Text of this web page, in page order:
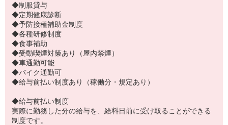
◆制服貸与
◆定期健康診断
◆予防接種補助金制度
◆各種研修制度
◆食事補助
◆受動喫煙対策あり（屋内禁煙）
◆車通勤可能
◆バイク通勤可
◆給与前払い制度あり（稼働分・規定あり）
◆給与前払い制度
実際に勤務した分の給与を、給料日前に受け取ることができる
制度です。